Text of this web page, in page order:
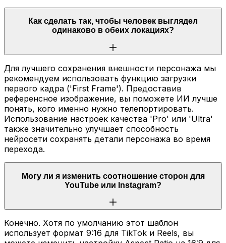
Как сделать так, чтобы человек выглядел
одинаково в обеих локациях?
Для лучшего сохранения внешности персонажа мы
рекомендуем использовать функцию загрузки
первого кадра ('First Frame'). Предоставив
референсное изображение, вы поможете ИИ лучше
понять, кого именно нужно телепортировать.
Использование настроек качества 'Pro' или 'Ultra'
также значительно улучшает способность
нейросети сохранять детали персонажа во время
перехода.
Могу ли я изменить соотношение сторон для
YouTube или Instagram?
Конечно. Хотя по умолчанию этот шаблон
использует формат 9:16 для TikTok и Reels, вы